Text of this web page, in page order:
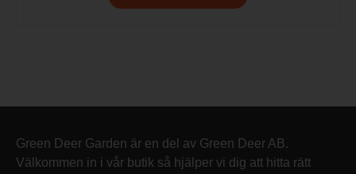
Green Deer Garden är en del av Green Deer AB.
Välkommen in i vår butik så hjälper vi dig att hitta rätt